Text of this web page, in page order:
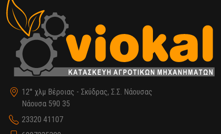
12° χλμ Βέροιας - Σκύδρας, Σ.Σ. Νάουσας
Νάουσα 590 35
23320 41107